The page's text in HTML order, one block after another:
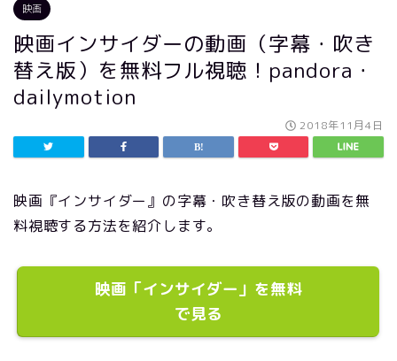
映画
映画インサイダーの動画（字幕・吹き
替え版）を無料フル視聴！pandora・
dailymotion
2018年11月4日
映画『インサイダー』の字幕・吹き替え版の動画を無
料視聴する方法を紹介します。
映画「インサイダー」を無料
で見る